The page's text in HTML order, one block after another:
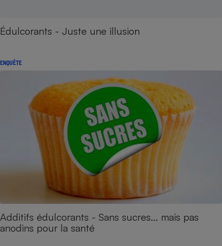
Édulcorants - Juste une illusion
ENQUÊTE
Additifs édulcorants - Sans sucres... mais pas
anodins pour la santé